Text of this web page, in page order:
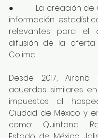
●        La creación
información
relevantes para el
difusión de la
Colima
Desde 2017,
acuerdos similares
impuestos al
Ciudad de México y
como: Quintana